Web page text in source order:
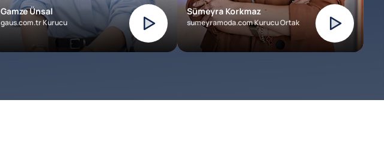
Gamze Ünsal
gaus.com.tr Kurucu
Sümeyra Korkmaz
sumeyramoda.com Kurucu Ortak